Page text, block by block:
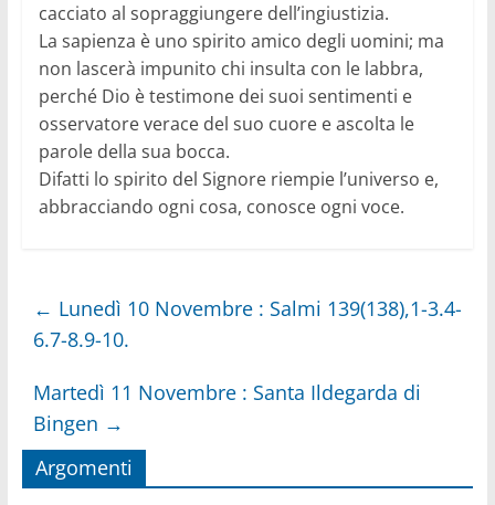
cacciato al sopraggiungere dell’ingiustizia.
La sapienza è uno spirito amico degli uomini; ma
non lascerà impunito chi insulta con le labbra,
perché Dio è testimone dei suoi sentimenti e
osservatore verace del suo cuore e ascolta le
parole della sua bocca.
Difatti lo spirito del Signore riempie l’universo e,
abbracciando ogni cosa, conosce ogni voce.
← Lunedì 10 Novembre : Salmi 139(138),1-3.4-
6.7-8.9-10.
Martedì 11 Novembre : Santa Ildegarda di
Bingen →
Argomenti